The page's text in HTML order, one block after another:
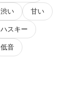
渋い 甘い
ハスキー
低音